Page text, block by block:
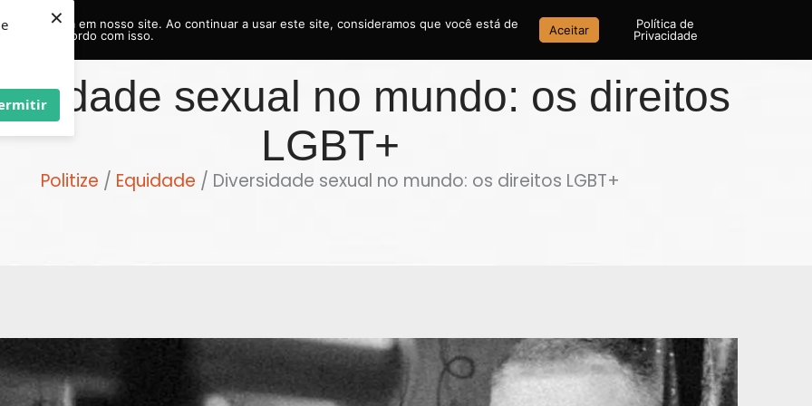
×
sexual no mundo: os direitos
LGBT+
Politize / Equidade / Diversidade sexual no mundo: os direitos LGBT+
experiência em nosso site. Ao continuar a usar este site, consideramos que você está de
acordo com isso.
Aceitar
Política de
Privacidade